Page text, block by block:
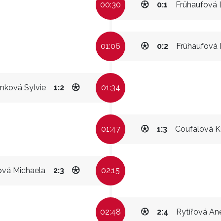
00:30 Frühaufová
0:1
01:06 Frühaufová
0:2
Sylvie 1:2 01:34
01:47 Coufalová
1:3
Michaela 2:3 02:15
02:48 Rytířová
2:4